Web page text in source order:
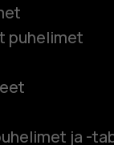
puhelimet
ja -